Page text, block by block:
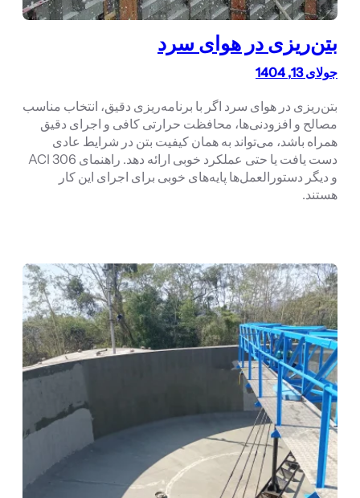
بتن‌ریزی در هوای سرد
جولای 13, 1404
بتن‌ریزی در هوای سرد اگر با برنامه‌ریزی دقیق، انتخاب مناسب
مصالح و افزودنی‌ها، محافظت حرارتی کافی و اجرای دقیق
همراه باشد، می‌تواند به همان کیفیت بتن در شرایط عادی
دست یافت یا حتی عملکرد خوبی ارائه دهد. راهنمای ACI 306
و دیگر دستورالعمل‌ها پایه‌های خوبی برای اجرای این کار
هستند.